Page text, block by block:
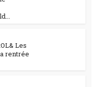
Les
rentrée